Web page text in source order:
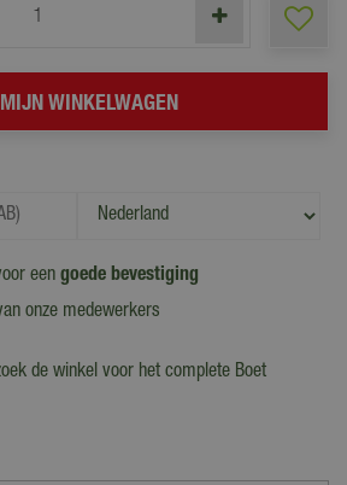
een goede bevestiging
onze medewerkers
de winkel voor het complete Boet